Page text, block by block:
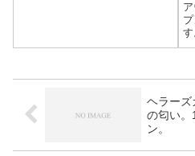
ヘラーズ
の匂い。
ン。